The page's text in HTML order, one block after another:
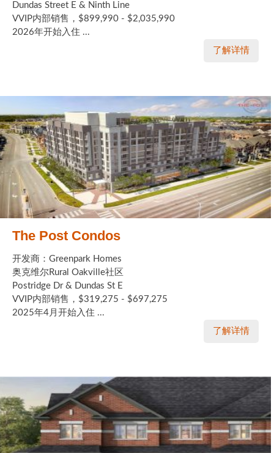
Dundas Street E & Ninth Line
VVIP内部销售，$899,990 - $2,035,990
2026年开始入住 ...
了解详情
The Post Condos
开发商：Greenpark Homes
奥克维尔Rural Oakville社区
Postridge Dr & Dundas St E
VVIP内部销售，$319,275 - $697,275
2025年4月开始入住 ...
了解详情